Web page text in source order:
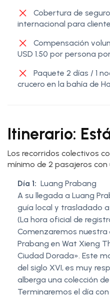
Cobertura de
internacional para
Compensación
USD 1.50 por persona
Paquete 2 días / 1
crucero en la bahía de
Itinerario:
Los recorridos colectivos
mínimo de 2 pasajeros
Día 1: Luang Prabang
A su llegada a Luang
guía local y trasladado
(La hora oficial de
Comenzaremos nuestra
Prabang en Wat Xieng
Ciudad Dorada». Este
del siglo XVI, es muy
alberga una colección
Terminaremos el día